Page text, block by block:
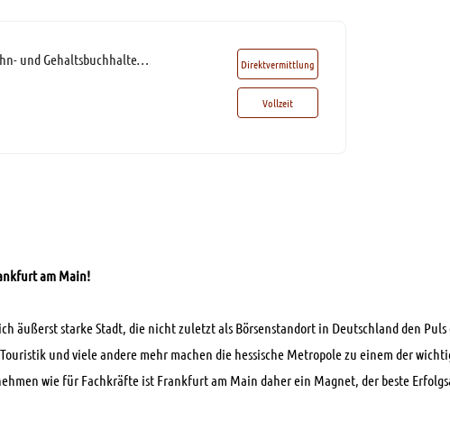
Payroll Specialist / Lohn- und Gehaltsbuchhalter / Spezialist Entgeltabrechnung (m/w/d)* mit SAP-Kenntnissen Direktvermittlung
Vollzeit
am Main!
äußerst starke Stadt, die nicht zuletzt als Börsenstandort in Deutschland den
und viele andere mehr machen die hessische Metropole zu einem der
wie für Fachkräfte ist Frankfurt am Main daher ein Magnet, der beste